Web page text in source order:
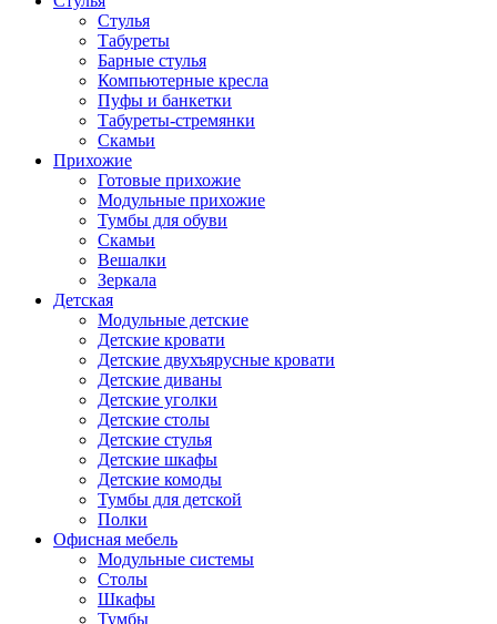
Стулья
Табуреты
Барные стулья
Компьютерные кресла
Пуфы и банкетки
Табуреты-стремянки
Скамьи
Прихожие
Готовые прихожие
Модульные прихожие
Тумбы для обуви
Скамьи
Вешалки
Зеркала
Детская
Модульные детские
Детские кровати
Детские двухъярусные кровати
Детские диваны
Детские уголки
Детские столы
Детские стулья
Детские шкафы
Детские комоды
Тумбы для детской
Полки
Офисная мебель
Модульные системы
Столы
Шкафы
Тумбы